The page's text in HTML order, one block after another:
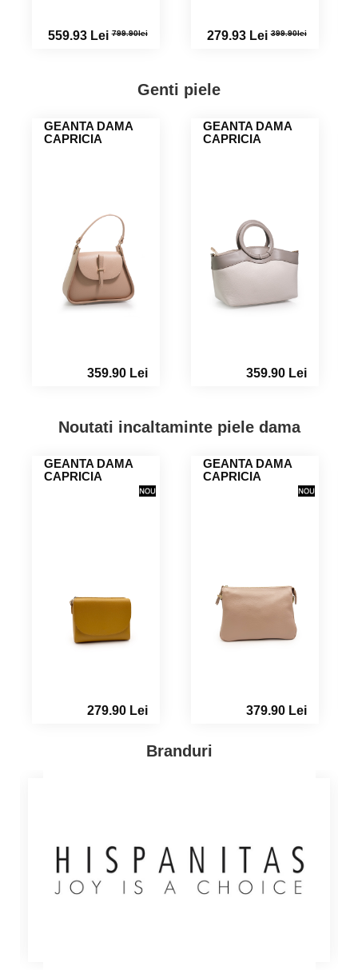
279.93 Lei399.90lei 279.91 Lei379.90lei
Genti piele
GEANTA DAMA
CAPRICIA
359.90 Lei
GEANTA DAMA
CAPRICIA
359.90 Lei
Noutati incaltaminte piele dama
GEANTA DAMA
CAPRICIA
379.90 Lei
GEANTA DAMA
CAPRICIA
379.90 Lei
Branduri